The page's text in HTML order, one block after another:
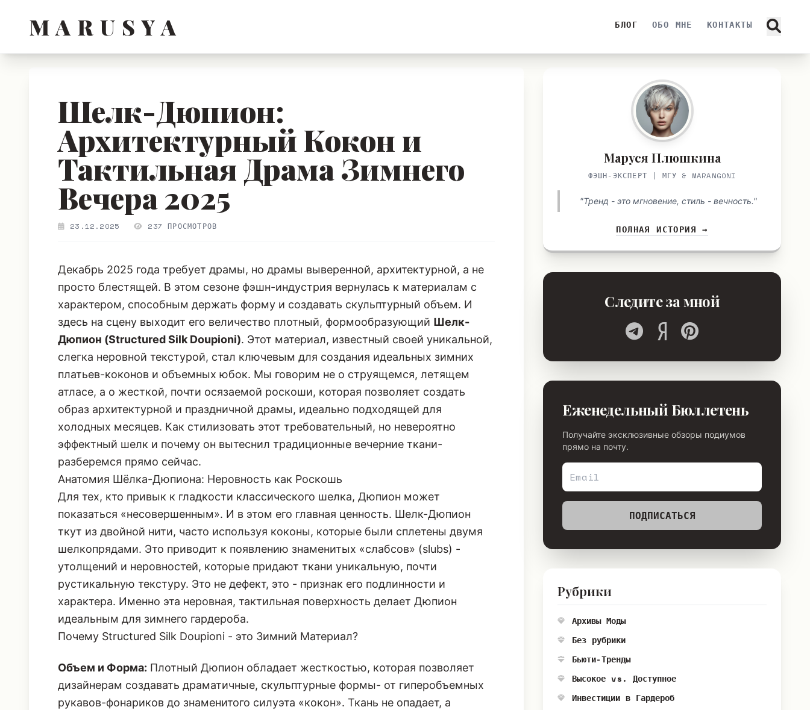
M A R U S Y A БЛОГ ОБО МНЕ КОНТАКТЫ
Шелк-Дюпион:
Архитектурный Кокон и
Тактильная Драма Зимнего
Вечера 2025
23.12.2025 237 ПРОСМОТРОВ
Декабрь 2025 года требует драмы, но драмы выверенной, архитектурной, а не
просто блестящей. В этом сезоне фэшн-индустрия вернулась к материалам с
характером, способным держать форму и создавать скульптурный объем. И
здесь на сцену выходит его величество плотный, формообразующий Шелк-
Дюпион (Structured Silk Doupioni). Этот материал, известный своей уникальной,
слегка неровной текстурой, стал ключевым для создания идеальных зимних
платьев-коконов и объемных юбок. Мы говорим не о струящемся, летящем
атласе, а о жесткой, почти осязаемой роскоши, которая позволяет создать
образ архитектурной и праздничной драмы, идеально подходящей для
холодных месяцев. Как стилизовать этот требовательный, но невероятно
эффектный шелк и почему он вытеснил традиционные вечерние ткани-
разберемся прямо сейчас.
Анатомия Шёлка-Дюпиона: Неровность как Роскошь
Для тех, кто привык к гладкости классического шелка, Дюпион может
показаться «несовершенным». И в этом его главная ценность. Шелк-Дюпион
ткут из двойной нити, часто используя коконы, которые были сплетены двумя
шелкопрядами. Это приводит к появлению знаменитых «слабсов» (slubs) -
утолщений и неровностей, которые придают ткани уникальную, почти
рустикальную текстуру. Это не дефект, это - признак его подлинности и
характера. Именно эта неровная, тактильная поверхность делает Дюпион
идеальным для зимнего гардероба.
Почему Structured Silk Doupioni - это Зимний Материал?
Объем и Форма: Плотный Дюпион обладает жесткостью, которая позволяет
дизайнерам создавать драматичные, скульптурные формы- от гиперобъемных
рукавов-фонариков до знаменитого силуэта «кокон». Ткань не опадает, а
Маруся Плюшкина
ФЭШН-ЭКСПЕРТ | МГУ & MARANGONI
"Тренд - это мгновение, стиль - вечность."
ПОЛНАЯ ИСТОРИЯ →
Следите за мной
Еженедельный Бюллетень
Получайте эксклюзивные обзоры подиумов
прямо на почту.
ПОДПИСАТЬСЯ
Рубрики
Архивы Моды
Без рубрики
Бьюти-Тренды
Высокое vs. Доступное
Инвестиции в Гардероб